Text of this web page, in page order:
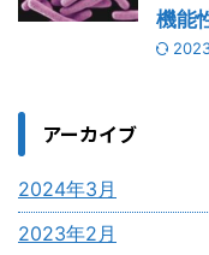
機能
アーカイブ
2024年3月
2023年2月